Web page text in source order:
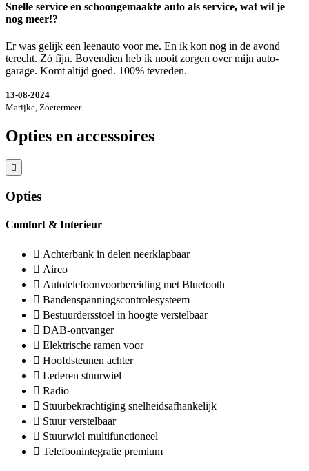
Snelle service en schoongemaakte auto als service, wat wil je
nog meer!?
Er was gelijk een leenauto voor me. En ik kon nog in de avond
terecht. Zó fijn. Bovendien heb ik nooit zorgen over mijn auto-
garage. Komt altijd goed. 100% tevreden.
13-08-2024
Marijke, Zoetermeer
Opties en accessoires
Opties
Comfort & Interieur
Achterbank in delen neerklapbaar
Airco
Autotelefoonvoorbereiding met Bluetooth
Bandenspanningscontrolesysteem
Bestuurdersstoel in hoogte verstelbaar
DAB-ontvanger
Elektrische ramen voor
Hoofdsteunen achter
Lederen stuurwiel
Radio
Stuurbekrachtiging snelheidsafhankelijk
Stuur verstelbaar
Stuurwiel multifunctioneel
Telefoonintegratie premium